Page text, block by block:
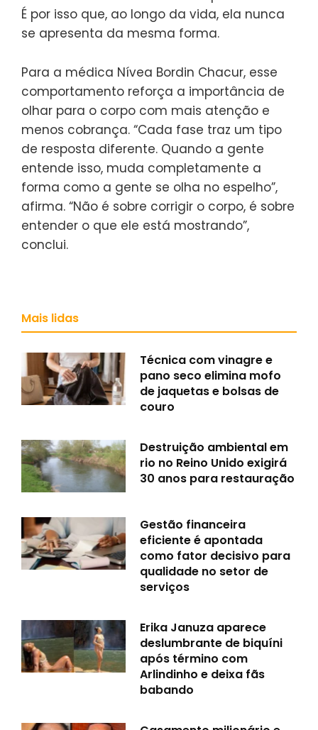
É por isso que, ao longo da vida, ela nunca
se apresenta da mesma forma.
Para a médica Nívea Bordin Chacur, esse
comportamento reforça a importância de
olhar para o corpo com mais atenção e
menos cobrança. “Cada fase traz um tipo
de resposta diferente. Quando a gente
entende isso, muda completamente a
forma como a gente se olha no espelho”,
afirma. “Não é sobre corrigir o corpo, é sobre
entender o que ele está mostrando”,
conclui.
Mais lidas
Técnica com vinagre e
pano seco elimina mofo
de jaquetas e bolsas de
couro
Destruição ambiental em
rio no Reino Unido exigirá
30 anos para restauração
Gestão financeira
eficiente é apontada
como fator decisivo para
qualidade no setor de
serviços
Erika Januza aparece
deslumbrante de biquíni
após término com
Arlindinho e deixa fãs
babando